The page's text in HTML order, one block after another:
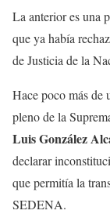
La anterior es una
que ya había
de Justicia de la
Hace poco más de
pleno de la
Luis González
declarar
que permitía la
SEDENA.